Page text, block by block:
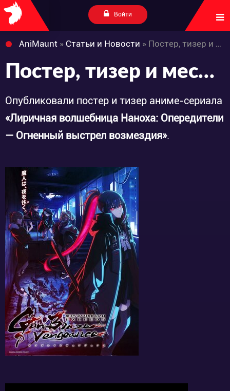
Войти
AniMaunt » Статьи и Новости » Постер, тизер и месяц премьеры «Mahou Shoujo Lyrical Nanoha EXCEEDS: Gun Blaze Vengeance»
Постер, тизер и месяц премьеры «Mahou Shoujo Lyrical Nanoha EXCEEDS: Gun Blaze Vengeance»
Опубликовали постер и тизер аниме-сериала
«Лиричная волшебница Наноха: Опередители
— Огненный выстрел возмездия».